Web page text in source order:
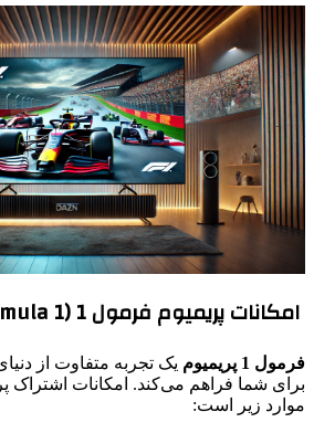
امکانات پریمیوم فرمول 1 (Formula 1)
فرمول 1 پریمیوم
یک تجربه متفاوت از
موارد زیر است: